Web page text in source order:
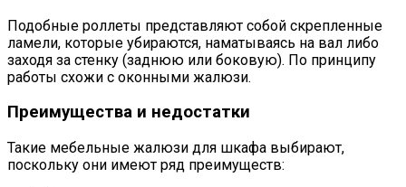
Подобные роллеты представляют собой скрепленные
ламели, которые убираются, наматываясь на вал либо
заходя за стенку (заднюю или боковую). По принципу
работы схожи с оконными жалюзи.
Преимущества и недостатки
Такие мебельные жалюзи для шкафа выбирают,
поскольку они имеют ряд преимуществ: